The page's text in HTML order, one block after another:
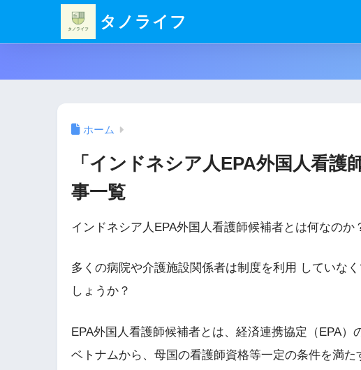
タノライフ
ホーム
「インドネシア人EPA外国人看護
事一覧
インドネシア人EPA外国人看護師候補者とは何なのか
多くの病院や介護施設関係者は制度を利用 していな
しょうか？
EPA外国人看護師候補者とは、経済連携協定（EPA
ベトナムから、母国の看護師資格等一定の条件を満